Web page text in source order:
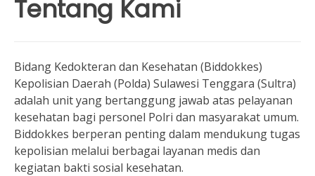
Tentang Kami
Bidang Kedokteran dan Kesehatan (Biddokkes)
Kepolisian Daerah (Polda) Sulawesi Tenggara (Sultra)
adalah unit yang bertanggung jawab atas pelayanan
kesehatan bagi personel Polri dan masyarakat umum.
Biddokkes berperan penting dalam mendukung tugas
kepolisian melalui berbagai layanan medis dan
kegiatan bakti sosial kesehatan.